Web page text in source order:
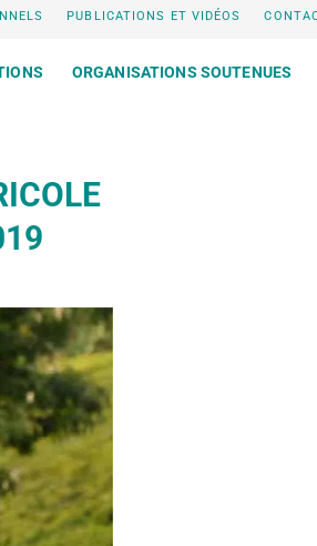
PUBLICATIONS ET VIDÉOS
ORGANISATIONS SOUTENUES